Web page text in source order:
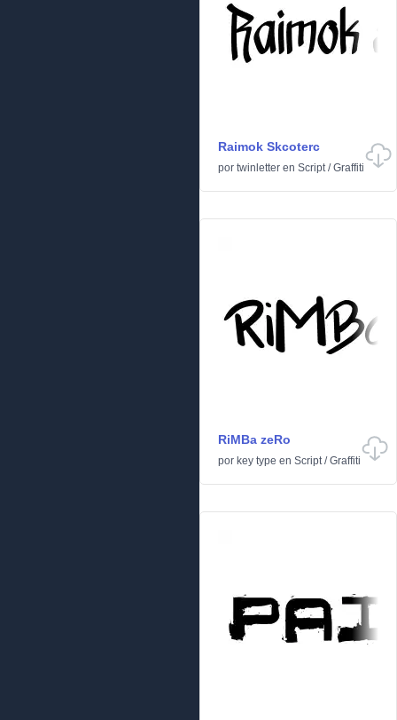
Raimok Skcoterc
por twinletter en Script/Graffiti
RiMBa zeRo
por key type en Script/Graffiti